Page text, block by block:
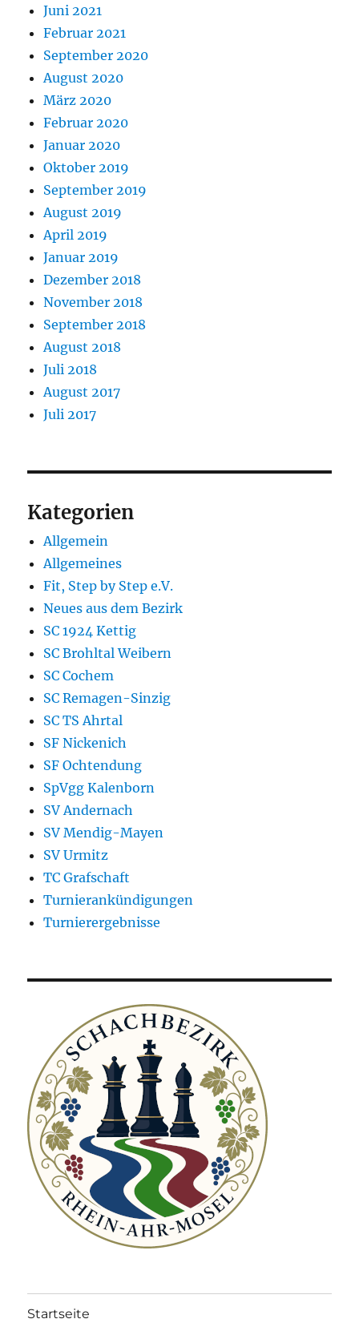
Juni 2021
Februar 2021
September 2020
August 2020
März 2020
Februar 2020
Januar 2020
Oktober 2019
September 2019
August 2019
April 2019
Januar 2019
Dezember 2018
November 2018
September 2018
August 2018
Juli 2018
August 2017
Juli 2017
Kategorien
Allgemein
Allgemeines
Fit, Step by Step e.V.
Neues aus dem Bezirk
SC 1924 Kettig
SC Brohltal Weibern
SC Cochem
SC Remagen-Sinzig
SC TS Ahrtal
SF Nickenich
SF Ochtendung
SpVgg Kalenborn
SV Andernach
SV Mendig-Mayen
SV Urmitz
TC Grafschaft
Turnierankündigungen
Turnierergebnisse
Startseite